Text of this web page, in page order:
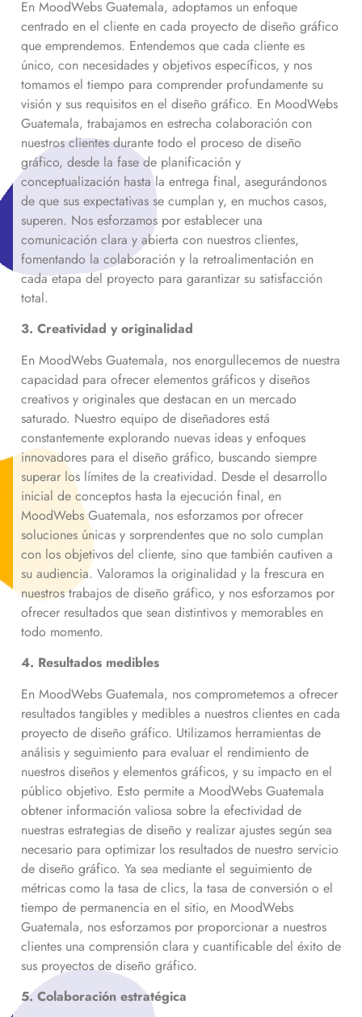
En MoodWebs Guatemala, adoptamos un enfoque
centrado en el cliente en cada proyecto de diseño gráfico
que emprendemos. Entendemos que cada cliente es
único, con necesidades y objetivos específicos, y nos
tomamos el tiempo para comprender profundamente su
visión y sus requisitos en el diseño gráfico. En MoodWebs
Guatemala, trabajamos en estrecha colaboración con
nuestros clientes durante todo el proceso de diseño
gráfico, desde la fase de planificación y
conceptualización hasta la entrega final, asegurándonos
de que sus expectativas se cumplan y, en muchos casos,
superen. Nos esforzamos por establecer una
comunicación clara y abierta con nuestros clientes,
fomentando la colaboración y la retroalimentación en
cada etapa del proyecto para garantizar su satisfacción
total.
3. Creatividad y originalidad
En MoodWebs Guatemala, nos enorgullecemos de nuestra
capacidad para ofrecer elementos gráficos y diseños
creativos y originales que destacan en un mercado
saturado. Nuestro equipo de diseñadores está
constantemente explorando nuevas ideas y enfoques
innovadores para el diseño gráfico, buscando siempre
superar los límites de la creatividad. Desde el desarrollo
inicial de conceptos hasta la ejecución final, en
MoodWebs Guatemala, nos esforzamos por ofrecer
soluciones únicas y sorprendentes que no solo cumplan
con los objetivos del cliente, sino que también cautiven a
su audiencia. Valoramos la originalidad y la frescura en
nuestros trabajos de diseño gráfico, y nos esforzamos por
ofrecer resultados que sean distintivos y memorables en
todo momento.
4. Resultados medibles
En MoodWebs Guatemala, nos comprometemos a ofrecer
resultados tangibles y medibles a nuestros clientes en cada
proyecto de diseño gráfico. Utilizamos herramientas de
análisis y seguimiento para evaluar el rendimiento de
nuestros diseños y elementos gráficos, y su impacto en el
público objetivo. Esto permite a MoodWebs Guatemala
obtener información valiosa sobre la efectividad de
nuestras estrategias de diseño y realizar ajustes según sea
necesario para optimizar los resultados de nuestro servicio
de diseño gráfico. Ya sea mediante el seguimiento de
métricas como la tasa de clics, la tasa de conversión o el
tiempo de permanencia en el sitio, en MoodWebs
Guatemala, nos esforzamos por proporcionar a nuestros
clientes una comprensión clara y cuantificable del éxito de
sus proyectos de diseño gráfico.
5. Colaboración estratégica